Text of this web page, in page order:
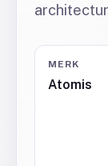
MERK
Atomis